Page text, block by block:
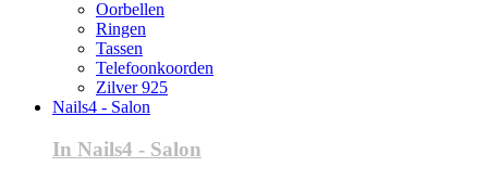
Oorbellen
Ringen
Tassen
Telefoonkoorden
Zilver 925
Nails4 - Salon
In Nails4 - Salon